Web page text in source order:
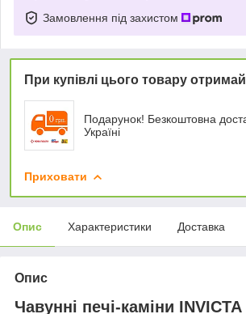
Замовлення під захистом
При купівлі цього товару
Подарунок! Безкоштовна
Україні
Приховати
Опис Характеристики Доставка
Опис
Чавунні печі-каміни INVICTA